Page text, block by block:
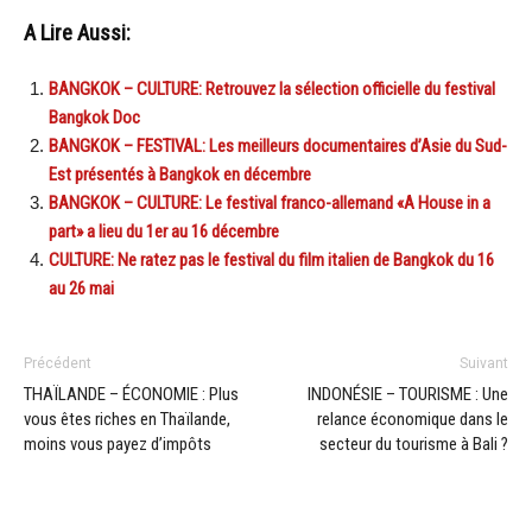
A Lire Aussi:
BANGKOK – CULTURE: Retrouvez la sélection officielle du festival
Bangkok Doc
BANGKOK – FESTIVAL: Les meilleurs documentaires d’Asie du Sud-
Est présentés à Bangkok en décembre
BANGKOK – CULTURE: Le festival franco-allemand «A House in a
part» a lieu du 1er au 16 décembre
CULTURE: Ne ratez pas le festival du film italien de Bangkok du 16
au 26 mai
Précédent
THAÏLANDE – ÉCONOMIE : Plus
vous êtes riches en Thaïlande,
moins vous payez d’impôts
Suivant
INDONÉSIE – TOURISME : Une
relance économique dans le
secteur du tourisme à Bali ?